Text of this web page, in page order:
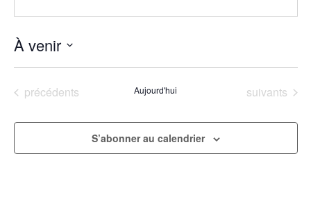
À venir
date.Évènements
précédents Aujourd'hui Évènements
suivants
S’abonner au calendrier